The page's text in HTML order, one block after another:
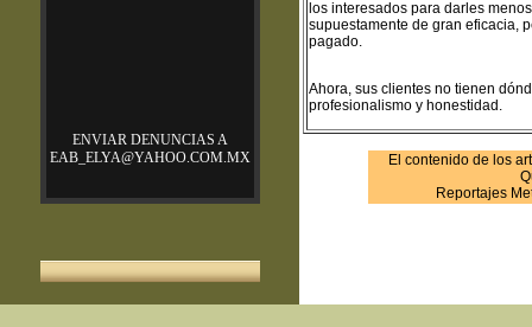
ENVIAR DENUNCIAS A
EAB_ELYA@YAHOO.COM.MX
los interesados para darles
supuestamente de gran eficacia,
pagado.
Ahora, sus clientes no tienen
profesionalismo y honestidad.
El contenido de los
Reportajes